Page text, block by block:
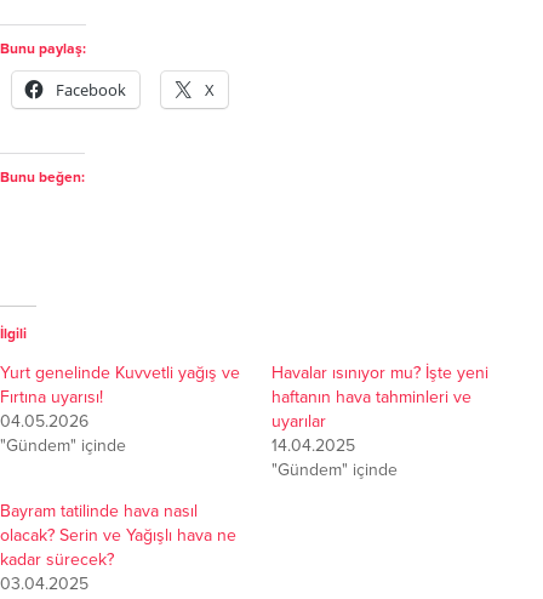
Bunu paylaş:
Facebook X
Bunu beğen:
İlgili
Yurt genelinde Kuvvetli yağış ve
Fırtına uyarısı!
04.05.2026
"Gündem" içinde
Havalar ısınıyor mu? İşte yeni
haftanın hava tahminleri ve
uyarılar
14.04.2025
"Gündem" içinde
Bayram tatilinde hava nasıl
olacak? Serin ve Yağışlı hava ne
kadar sürecek?
03.04.2025